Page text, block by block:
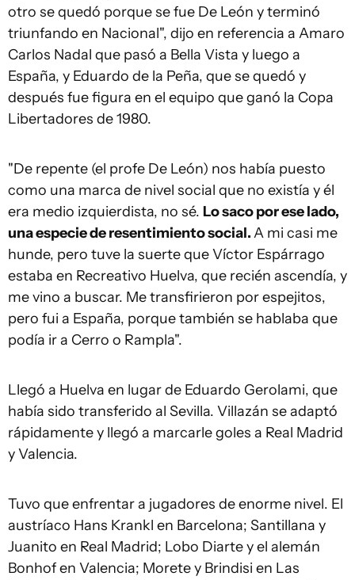
otro se quedó porque se fue De León y terminó
triunfando en Nacional", dijo en referencia a Amaro
Carlos Nadal que pasó a Bella Vista y luego a
España, y Eduardo de la Peña, que se quedó y
después fue figura en el equipo que ganó la Copa
Libertadores de 1980.
"De repente (el profe De León) nos había puesto
como una marca de nivel social que no existía y él
era medio izquierdista, no sé. Lo saco por ese lado,
una especie de resentimiento social.A mi casi me
hunde, pero tuve la suerte que Víctor Espárrago
estaba en Recreativo Huelva, que recién ascendía, y
me vino a buscar. Me transfirieron por espejitos,
pero fui a España, porque también se hablaba que
podía ir a Cerro o Rampla".
Llegó a Huelva en lugar de Eduardo Gerolami, que
había sido transferido al Sevilla. Villazán se adaptó
rápidamente y llegó a marcarle goles a Real Madrid
y Valencia.
Tuvo que enfrentar a jugadores de enorme nivel. El
austríaco Hans Krankl en Barcelona; Santillana y
Juanito en Real Madrid; Lobo Diarte y el alemán
Bonhof en Valencia; Morete y Brindisi en Las